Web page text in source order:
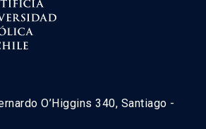
O’Higgins 340, Santiago -